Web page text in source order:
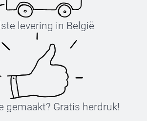
levering in België
gemaakt? Gratis herdruk!